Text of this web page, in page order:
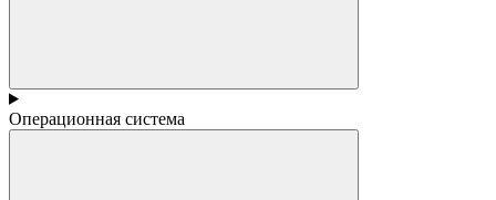
Операционная система